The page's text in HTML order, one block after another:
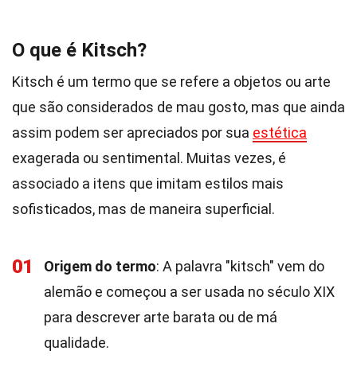
O que é Kitsch?
Kitsch é um termo que se refere a objetos ou arte
que são considerados de mau gosto, mas que ainda
assim podem ser apreciados por sua estética
exagerada ou sentimental. Muitas vezes, é
associado a itens que imitam estilos mais
sofisticados, mas de maneira superficial.
01 Origem do termo: A palavra "kitsch" vem do
alemão e começou a ser usada no século XIX
para descrever arte barata ou de má
qualidade.